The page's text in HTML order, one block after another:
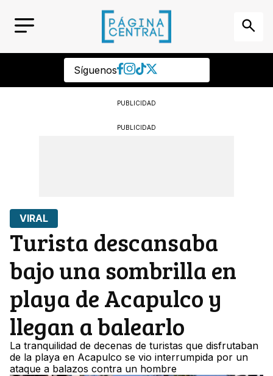
Síguenos
PUBLICIDAD
PUBLICIDAD
VIRAL
Turista descansaba
bajo una sombrilla en
playa de Acapulco y
llegan a balearlo
La tranquilidad de decenas de turistas que disfrutaban
de la playa en Acapulco se vio interrumpida por un
ataque a balazos contra un hombre